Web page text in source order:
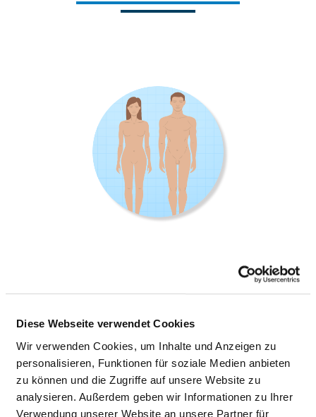
Diese Webseite verwendet Cookies
Wir verwenden Cookies, um Inhalte und Anzeigen zu
personalisieren, Funktionen für soziale Medien anbieten
zu können und die Zugriffe auf unsere Website zu
analysieren. Außerdem geben wir Informationen zu Ihrer
Verwendung unserer Website an unsere Partner für
INSTITUT FÜR VIROLOGIE (UNIV.-PROF.
DR. S. SMOLA)
Kirrberger 100
66421 Homburg
Tel.: 06841-16-23931
Fax: 06841-16-23980